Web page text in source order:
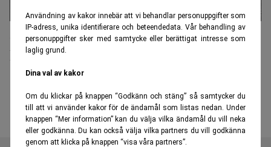
Användning av kakor innebär att vi behandlar personuppgifter som
IP-adress, unika identifierare och beteendedata. Vår behandling av
personuppgifter sker med samtycke eller berättigat intresse som
laglig grund.
Dina val av kakor
Om du klickar på knappen “Godkänn och stäng” så samtycker du
till att vi använder kakor för de ändamål som listas nedan. Under
knappen “Mer information” kan du välja vilka ändamål du vill neka
eller godkänna. Du kan också välja vilka partners du vill godkänna
genom att klicka på knappen “visa våra partners”.
Svensk domstol avgör målet mot
Lundin Oils vd